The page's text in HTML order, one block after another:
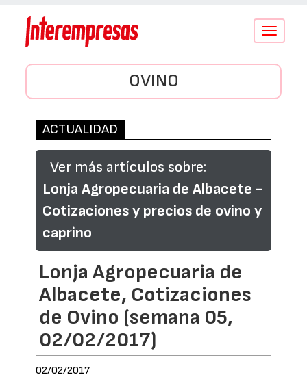
Conmutar
OVINO
ACTUALIDAD
Ver más artículos sobre:
Lonja Agropecuaria de Albacete -
Cotizaciones y precios de ovino y
caprino
Lonja Agropecuaria de
Albacete, Cotizaciones
de Ovino (semana 05,
02/02/2017)
02/02/2017